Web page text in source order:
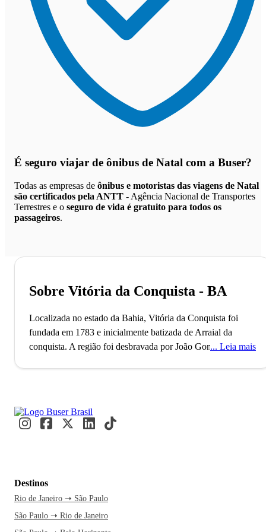
É seguro viajar de ônibus de Natal com a Buser?
Todas as empresas de ônibus e motoristas das viagens de Natal
são certificados pela ANTT - Agência Nacional de Transportes
Terrestres e o seguro de vida é gratuito para todos os
passageiros.
Sobre Vitória da Conquista - BA
Localizada no estado da Bahia, Vitória da Conquista foi
fundada em 1783 e inicialmente batizada de Arraial da
conquista. A região foi desbravada por João Gonçalves da
pecuárias. O comércio em Vitória da Conquista é muito bem
desenvolvido. A cidade conta com grandes redes de atacado
Lugares para visitar em Vitória da Conquista não faltam! Se
pretende visitar a cidade, alguns pontos culturais são
inegociáveis quando o assunto é conhecê-los. Dentre eles
Leia mais
Destinos
Rio de Janeiro ➝ São Paulo
São Paulo ➝ Rio de Janeiro